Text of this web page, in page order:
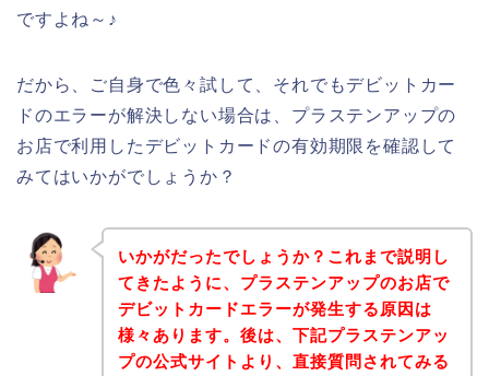
ですよね～♪
だから、ご自身で色々試して、それでもデビットカー
ドのエラーが解決しない場合は、プラステンアップの
お店で利用したデビットカードの有効期限を確認して
みてはいかがでしょうか？
いかがだったでしょうか？これまで説明し
てきたように、プラステンアップのお店で
デビットカードエラーが発生する原因は
様々あります。後は、下記プラステンアッ
プの公式サイトより、直接質問されてみる